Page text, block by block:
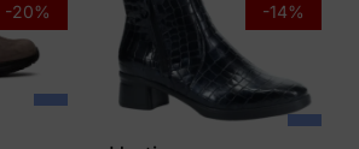
-20% -14%